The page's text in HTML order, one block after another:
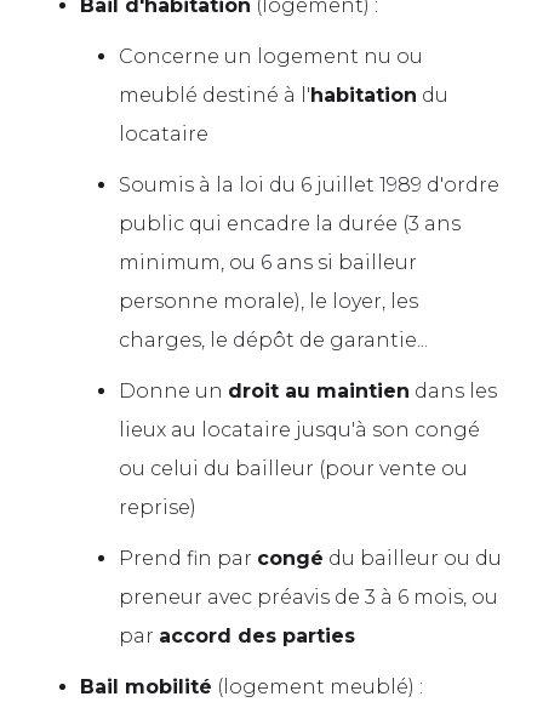
Bail d'habitation (logement) :
Concerne un logement nu ou
meublé destiné à l'habitation du
locataire
Soumis à la loi du 6 juillet 1989 d'ordre
public qui encadre la durée (3 ans
minimum, ou 6 ans si bailleur
personne morale), le loyer, les
charges, le dépôt de garantie...
Donne un droit au maintien dans les
lieux au locataire jusqu'à son congé
ou celui du bailleur (pour vente ou
reprise)
Prend fin par congé du bailleur ou du
preneur avec préavis de 3 à 6 mois, ou
par accord des parties
Bail mobilité (logement meublé) :